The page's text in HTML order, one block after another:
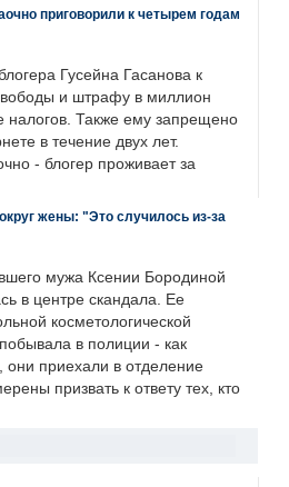
приговорили к четырем годам
Гусейна Гасанова к
и штрафу в миллион
налогов. Также ему запрещено
в течение двух лет.
- блогер проживает за
жены: "Это случилось из-за
мужа Ксении Бородиной
в центре скандала. Ее
косметологической
в полиции - как
они приехали в отделение
призвать к ответу тех, кто